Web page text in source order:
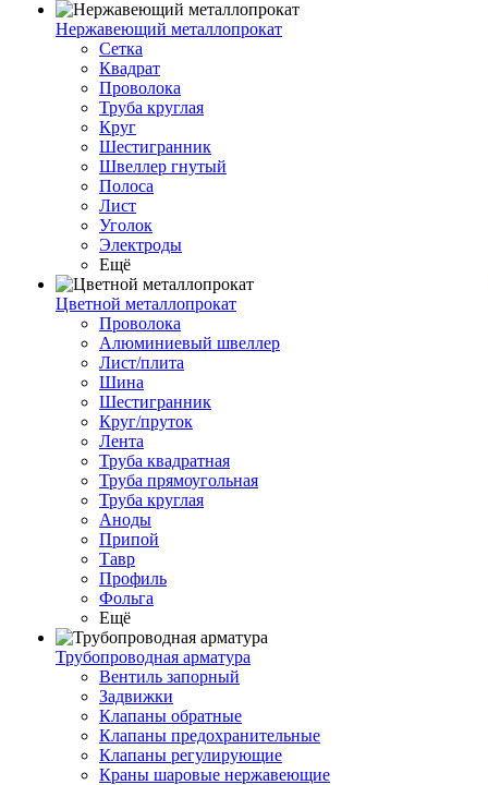
Нержавеющий металлопрокат
Сетка
Квадрат
Проволока
Труба круглая
Круг
Шестигранник
Швеллер гнутый
Полоса
Лист
Уголок
Электроды
Ещё
Цветной металлопрокат
Проволока
Алюминиевый швеллер
Лист/плита
Шина
Шестигранник
Круг/пруток
Лента
Труба квадратная
Труба прямоугольная
Труба круглая
Аноды
Припой
Тавр
Профиль
Фольга
Ещё
Трубопроводная арматура
Вентиль запорный
Задвижки
Клапаны обратные
Клапаны предохранительные
Клапаны регулирующие
Краны шаровые нержавеющие